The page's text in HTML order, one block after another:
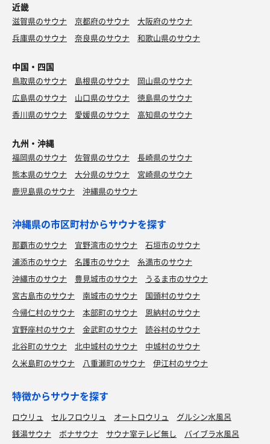
近畿
滋賀県のサウナ 京都府のサウナ
大阪府のサウナ
兵庫県のサウナ
奈良県のサウナ 和歌山県のサウナ
中国・四国
鳥取県のサウナ 島根県のサウナ
岡山県のサウナ
広島県のサウナ
山口県のサウナ
徳島県のサウナ
香川県のサウナ
愛媛県のサウナ 高知県のサウナ
九州・沖縄
福岡県のサウナ 佐賀県のサウナ
長崎県のサウナ
熊本県のサウナ
大分県のサウナ
宮崎県のサウナ
鹿児島県のサウナ
沖縄県のサウナ
沖縄県の市区町村からサウナを探す
那覇市のサウナ 宜野湾市のサウナ
石垣市のサウナ
浦添市のサウナ
名護市のサウナ
糸満市のサウナ
沖縄市のサウナ
豊見城市のサウナ
うるま市のサウナ
宮古島市のサウナ
南城市のサウナ
国頭村のサウナ
今帰仁村のサウナ
本部町のサウナ
恩納村のサウナ
宜野座村のサウナ
金武町のサウナ
読谷村のサウナ
北谷町のサウナ
北中城村のサウナ
中城村のサウナ
久米島町のサウナ
八重瀬町のサウナ 伊江村のサウナ
特徴からサウナを探す
ロウリュ セルフロウリュ オートロウリュ
グルシン水風呂
銭湯サウナ
ボナサウナ サウナ室テレビ無し
バイブラ水風呂